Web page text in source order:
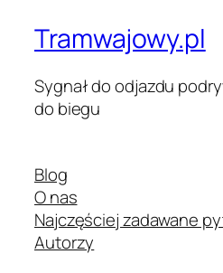
Tramwajowy.pl
Sygnał do odjazdu
do biegu
Blog
O nas
Najczęściej zadawane
Autorzy